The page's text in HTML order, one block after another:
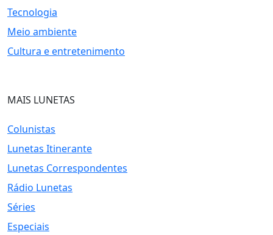
Tecnologia
Meio ambiente
Cultura e entretenimento
MAIS LUNETAS
Colunistas
Lunetas Itinerante
Lunetas Correspondentes
Rádio Lunetas
Séries
Especiais